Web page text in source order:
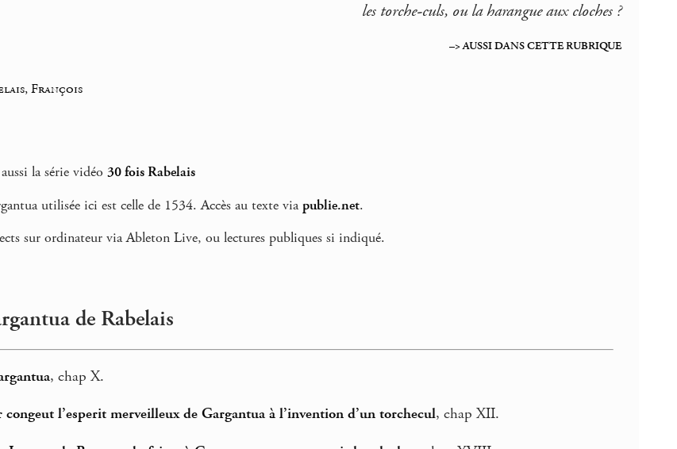
les torche-culs, ou la harangue aux cloches ?
–> AUSSI DANS CETTE RUBRIQUE
François
la série vidéo 30 fois Rabelais
utilisée ici est celle de 1534. Accès au texte viapublie.net.
sur ordinateur via Ableton Live, ou lectures publiques si indiqué.
de Rabelais
, chap X.
l’esperit merveilleux de Gargantua à l’invention d’un torchecul, chap XII.